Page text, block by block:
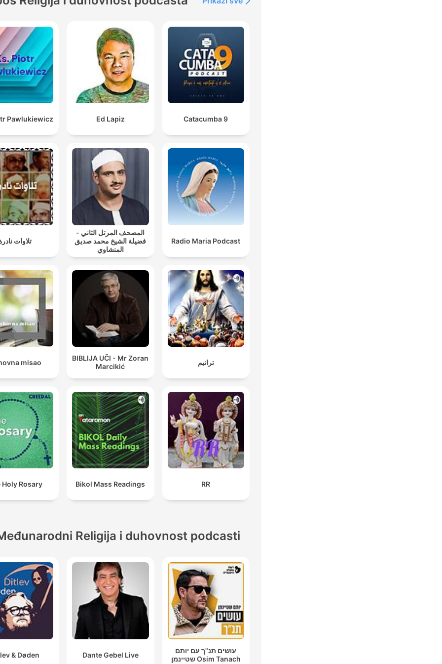
Pawlukiewicz Ed Lapiz Catacumba 9
تلاوات
المصحف المرتل الثاني -
فضيلة الشيخ محمد صديق
المنشاوي
Radio Maria Podcast
misao
BIBLIJA UČI - Mr Zoran
Marcikić
ترانيم
Holy Rosary Bikol Mass Readings RR
Religija i duhovnost podcasti
& Døden Dante Gebel Live
עושים תנ"ך עם יותם
שטיינמן Osim Tanach